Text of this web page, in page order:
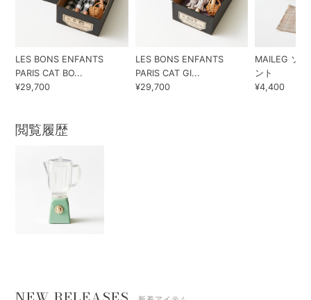
LES BONS ENFANTS
PARIS CAT BO...
¥29,700
LES BONS ENFANTS
PARIS CAT GI...
¥29,700
MAILEG ソ
ント
¥4,400
閲覧履歴